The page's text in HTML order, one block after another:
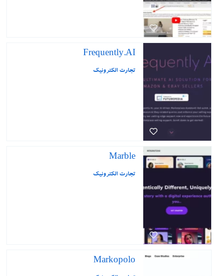
Frequently.AI
تجارت الکترونیک
Marble
تجارت الکترونیک
Markopolo